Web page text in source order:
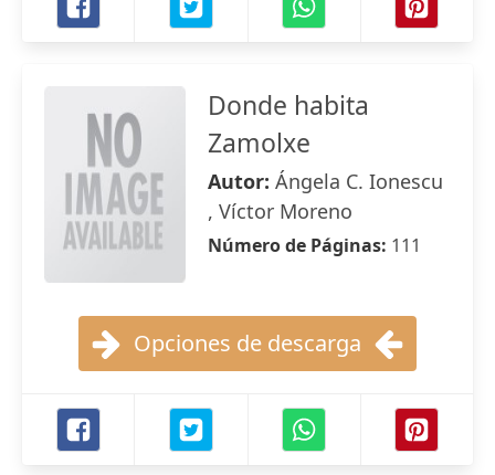
Donde habita
Zamolxe
Autor: Ángela C. Ionescu
, Víctor Moreno
Número de Páginas: 111
Opciones de descarga